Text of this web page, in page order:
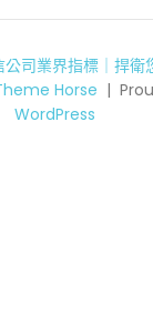
公司業界指標｜捍衛
Horse
WordPress